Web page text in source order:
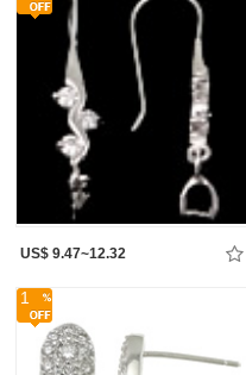
US$ 9.47~12.32
1